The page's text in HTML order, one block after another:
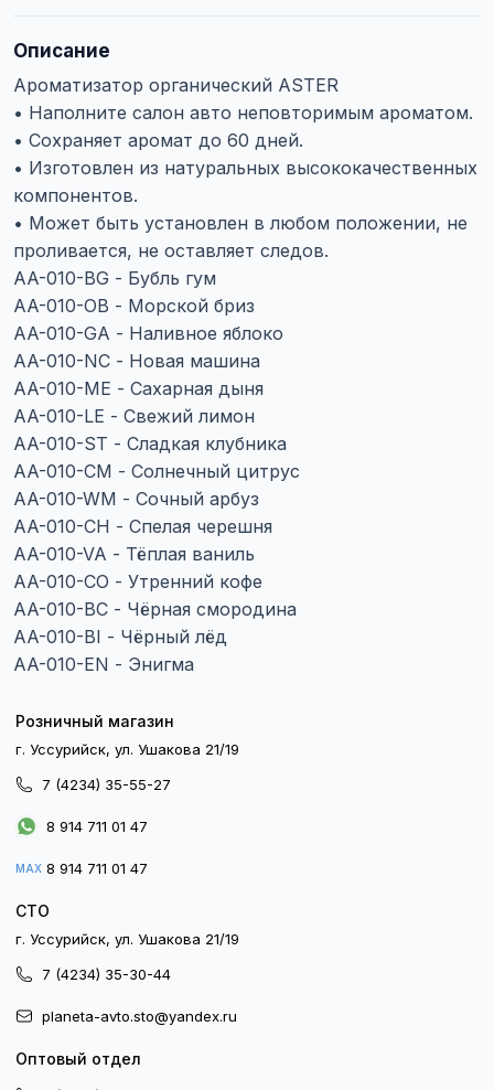
Описание
Ароматизатор органический ASTER
• Наполните салон авто неповторимым ароматом.
• Сохраняет аромат до 60 дней.
• Изготовлен из натуральных высококачественных
компонентов.
• Может быть установлен в любом положении, не
проливается, не оставляет следов.
AA-010-BG - Бубль гум
AA-010-OB - Морской бриз
AA-010-GA - Наливное яблоко
AA-010-NC - Новая машина
AA-010-ME - Сахарная дыня
AA-010-LE - Свежий лимон
AA-010-ST - Сладкая клубника
AA-010-CM - Солнечный цитрус
AA-010-WM - Сочный арбуз
AA-010-CH - Спелая черешня
AA-010-VA - Тёплая ваниль
AA-010-CO - Утренний кофе
AA-010-BC - Чёрная смородина
AA-010-BI - Чёрный лёд
AA-010-EN - Энигма
Розничный магазин
г. Уссурийск, ул. Ушакова 21/19
7 (4234) 35-55-27
8 914 711 01 47
MAX 8 914 711 01 47
СТО
г. Уссурийск, ул. Ушакова 21/19
7 (4234) 35-30-44
planeta-avto.sto@yandex.ru
Оптовый отдел